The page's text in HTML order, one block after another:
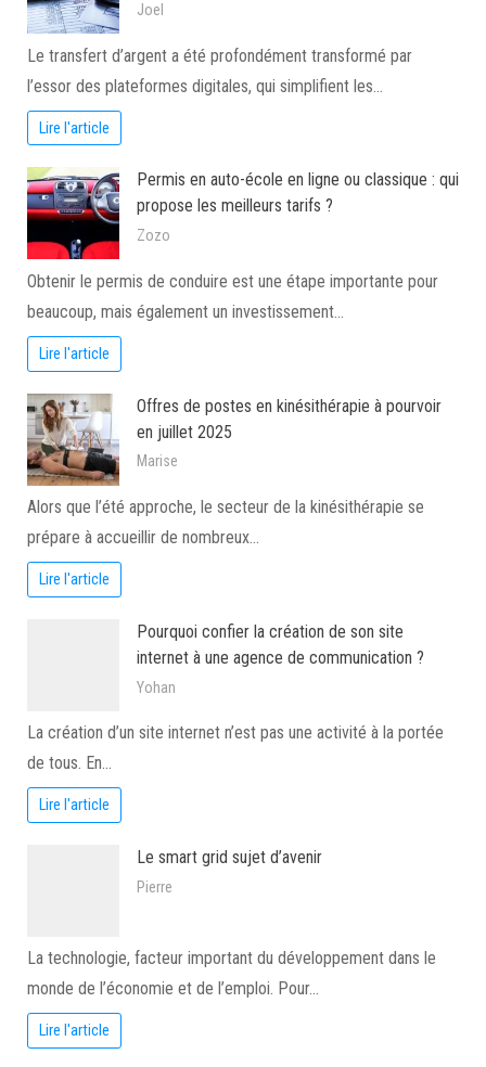
Joel
Le transfert d’argent a été profondément transformé par
l’essor des plateformes digitales, qui simplifient les…
Lire l'article
Permis en auto-école en ligne ou classique : qui
propose les meilleurs tarifs ?
Zozo
Obtenir le permis de conduire est une étape importante pour
beaucoup, mais également un investissement…
Lire l'article
Offres de postes en kinésithérapie à pourvoir
en juillet 2025
Marise
Alors que l’été approche, le secteur de la kinésithérapie se
prépare à accueillir de nombreux…
Lire l'article
Pourquoi confier la création de son site
internet à une agence de communication ?
Yohan
La création d’un site internet n’est pas une activité à la portée
de tous. En…
Lire l'article
Le smart grid sujet d’avenir
Pierre
La technologie, facteur important du développement dans le
monde de l’économie et de l’emploi. Pour…
Lire l'article